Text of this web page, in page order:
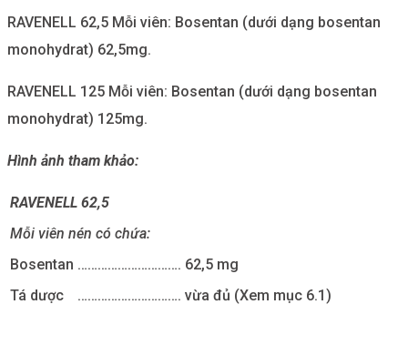
RAVENELL 62,5 Mỗi viên: Bosentan (dưới dạng bosentan
monohydrat) 62,5mg.
RAVENELL 125 Mỗi viên: Bosentan (dưới dạng bosentan
monohydrat) 125mg.
Hình ảnh tham khảo:
RAVENELL 62,5
Mỗi viên nén có chứa:
Bosentan …………………………. 62,5 mg
Tá dược
…………………………. vừa đủ (Xem mục 6.1)